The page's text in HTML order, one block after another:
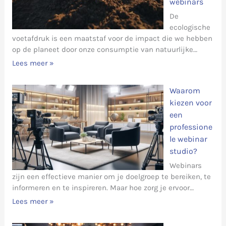
De
ecologische
voetafdruk is een maatstaf voor de impact die we hebben
op de planeet door onze consumptie van natuurlijke…
Lees meer »
Waarom
kiezen voor
een
professione
le webinar
studio?
Webinars
zijn een effectieve manier om je doelgroep te bereiken, te
informeren en te inspireren. Maar hoe zorg je ervoor…
Lees meer »